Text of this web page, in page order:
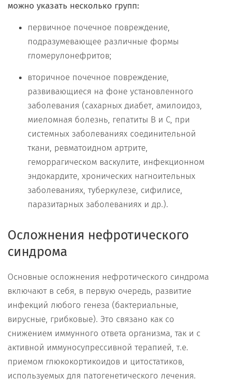
можно указать несколько групп:
первичное почечное повреждение,
подразумевающее различные формы
гломерулонефритов;
вторичное почечное повреждение,
развивающиеся на фоне установленного
заболевания (сахарных диабет, амилоидоз,
миеломная болезнь, гепатиты В и С, при
системных заболеваниях соединительной
ткани, ревматоидном артрите,
геморрагическом васкулите, инфекционном
эндокардите, хронических нагноительных
заболеваниях, туберкулезе, сифилисе,
паразитарных заболеваниях и др.).
Осложнения нефротического
синдрома
Основные осложнения нефротического синдрома
включают в себя, в первую очередь, развитие
инфекций любого генеза (бактериальные,
вирусные, грибковые). Это связано как со
снижением иммунного ответа организма, так и с
активной иммуносупрессивной терапией, т.е.
приемом глюкокортикоидов и цитостатиков,
используемых для патогенетического лечения.